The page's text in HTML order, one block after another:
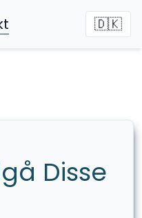
🇩🇰
Disse